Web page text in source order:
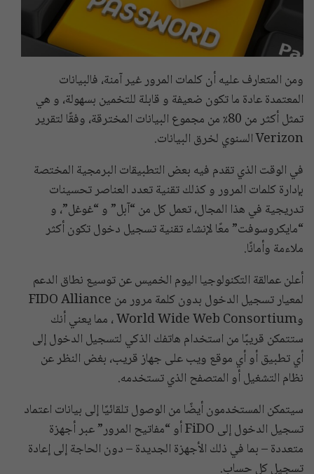
ومن المتعارف عليه أن كلمات المرور غير آمنة، فالبيانات
المعتمدة عادة ما تكون ضعيفة و قابلة للتخمين بسهولة، و هي
تمثل أكثر من 80٪ من مجموع البيانات المخترقة، وفقًا لتقرير
Verizon السنوي لخرق البيانات.
في الوقت الذي تقدم فيه بعض التطبيقات البرمجية المختصة
بإدارة كلمات المرور و كذلك تقنية تعدد العناصر تحسينات
تدريجية في هذا المجال، تعمل كل من “آبل” و “غوغل”، و
“مايكروسوفت” معًا لإنشاء تقنية تسجيل دخول تكون أكثر
ملاءمة وأمانًا.
أعلن عمالقة التكنولوجيا اليوم الخميس عن توسيع نطاق الدعم
لمعيار تسجيل الدخول بدون كلمة مرور من FIDO Alliance
وWorld Wide Web Consortium ، مما يعني أنك
ستتمكن قريبًا من استخدام هاتفك الذكي لتسجيل الدخول إلى
أي تطبيق أو أي موقع ويب على جهاز قريب، بغض النظر عن
نظام التشغيل أو المتصفح الذي تستخدمه.
سيتمكن المستخدمون أيضًا من الوصول تلقائيًا إلى بيانات اعتماد
تسجيل الدخول إلى FiDO أو “مفاتيح المرور” عبر أجهزة
متعددة – بما في ذلك الأجهزة الجديدة – دون الحاجة إلى إعادة
تسجيل كل حساب.